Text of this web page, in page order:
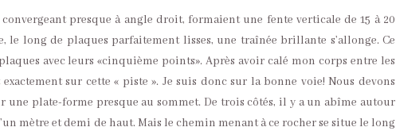
presque à angle droit, formaient une fente verticale de 15 à 20
le long de plaques parfaitement lisses, une traînée brillante s’allonge. Ce
avec leurs «cinquième points». Après avoir calé mon corps entre les
sur cette « piste ». Je suis donc sur la bonne voie! Nous devons
une plate-forme presque au sommet. De trois côtés, il y a un abîme autour
mètre et demi de haut. Mais le chemin menant à ce rocher se situe le long